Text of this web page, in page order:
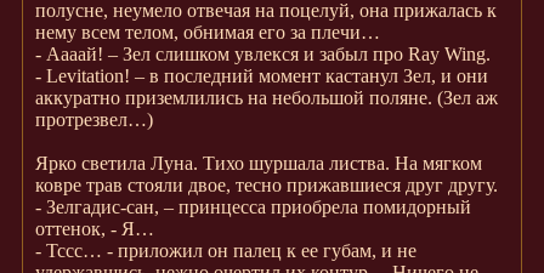
полусне, неумело отвечая на поцелуй, она прижалась к
нему всем телом, обнимая его за плечи…
- Аааай! – Зел слишком увлекся и забыл про Ray Wing.
- Levitation! – в последний момент кастанул Зел, и они
аккуратно приземлились на небольшой поляне. (Зел аж
протрезвел…)
Ярко светила Луна. Тихо шуршала листва. На мягком
ковре трав стояли двое, тесно прижавшиеся друг другу.
- Зелгадис-сан, – принцесса приобрела помидорный
оттенок, - Я…
- Тссс… - приложил он палец к ее губам, и не